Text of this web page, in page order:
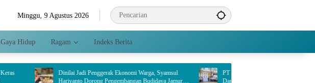
Minggu, 9 Agustus 2026
Gaya Hidup Ragam Indeks Berita
Dinilai Jadi Penggerak Ekonomi Warga, Syamsul
Hariyanto Dorong Pengembangan Budidaya Jamur
PT Indah Kiat Pulp & Paper Tbk. Tangerang Mill
Dampingi Enam Wilayah Binaan